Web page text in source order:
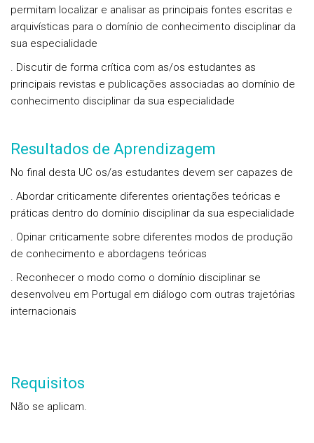
permitam localizar e analisar as principais fontes escritas e
arquivísticas para o domínio de conhecimento disciplinar da
sua especialidade
. Discutir de forma crítica com as/os estudantes as
principais revistas e publicações associadas ao domínio de
conhecimento disciplinar da sua especialidade
Resultados de Aprendizagem
No final desta UC os/as estudantes devem ser capazes de
. Abordar criticamente diferentes orientações teóricas e
práticas dentro do domínio disciplinar da sua especialidade
. Opinar criticamente sobre diferentes modos de produção
de conhecimento e abordagens teóricas
. Reconhecer o modo como o domínio disciplinar se
desenvolveu em Portugal em diálogo com outras trajetórias
internacionais
Requisitos
Não se aplicam.